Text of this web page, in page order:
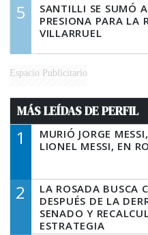
5
SANTILLI SE SUMÓ
PRESIONA PARA LA
VILLARRUEL
Espacio Publicitario
MÁS LEÍDAS DE PERFIL
1
MURIÓ JORGE
LIONEL MESSI, EN
2
LA ROSADA BUSCA
DESPUÉS DE LA
SENADO Y
ESTRATEGIA